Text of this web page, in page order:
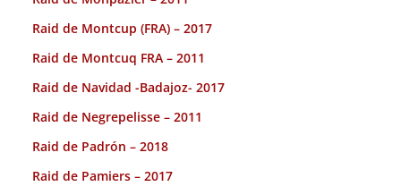
Raid de Montcup (FRA) – 2017
Raid de Montcuq FRA – 2011
Raid de Navidad -Badajoz- 2017
Raid de Negrepelisse – 2011
Raid de Padrón – 2018
Raid de Pamiers – 2017